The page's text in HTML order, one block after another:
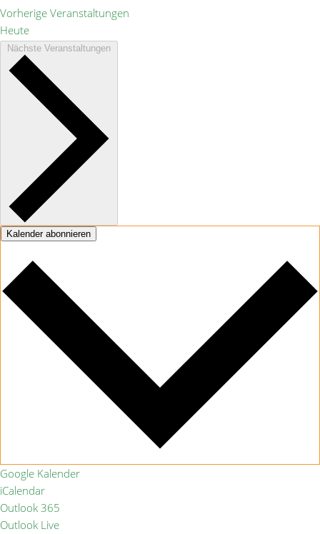
Vorherige Veranstaltungen
Heute
Nächste Veranstaltungen
Kalender abonnieren
Google Kalender
iCalendar
Outlook 365
Outlook Live